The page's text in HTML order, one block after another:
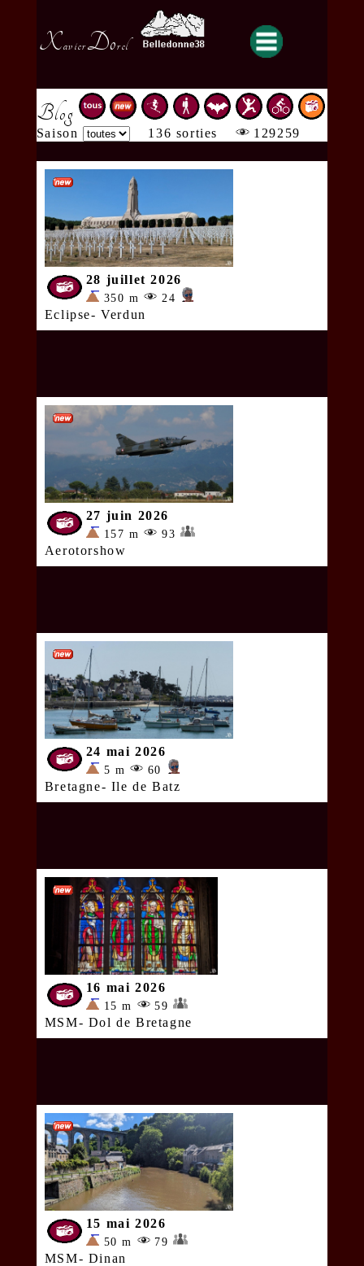
XavierDorel
Blog
Saison 136 sorties 129259
28 juillet 2026
350 m 24
Eclipse- Verdun
27 juin 2026
157 m 93
Aerotorshow
24 mai 2026
5 m 60
Bretagne- Ile de Batz
16 mai 2026
15 m 59
MSM- Dol de Bretagne
15 mai 2026
50 m 79
MSM- Dinan